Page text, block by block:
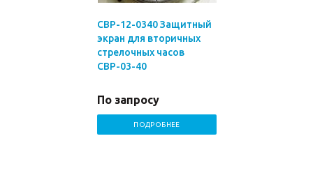
СВР-12-0340 Защитный
экран для вторичных
стрелочных часов
СВР-03-40
По запросу
ПОДРОБНЕЕ